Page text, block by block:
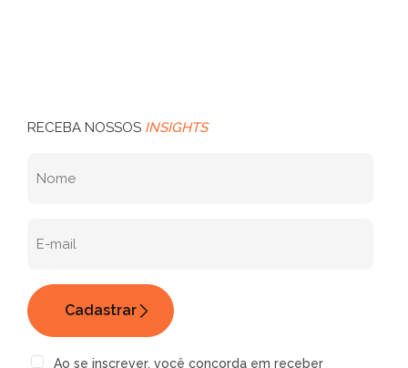
RECEBA NOSSOS INSIGHTS
Ao se inscrever, você concorda em receber